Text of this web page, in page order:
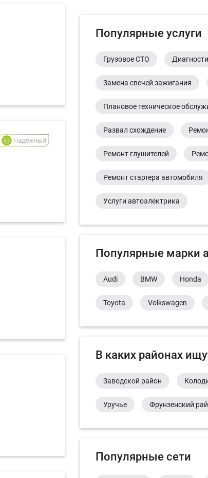
Популярные услуги
Грузовое СТО
Замена свечей зажигания
Плановое техническое
Развал схождение
Ремонт глушителей
Ремонт стартера автомобиля
Услуги автоэлектрика
Популярные марки
Audi BMW Honda
Toyota Volkswagen
В каких районах
Заводской район
Уручье Фрунзенский
Популярные сети